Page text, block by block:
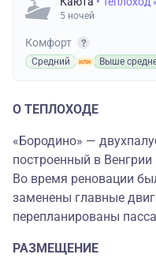
5 ночей
Комфорт
Средний Выше
О ТЕПЛОХОДЕ
«Бородино» —
построенный в
Во время реновации
заменены главные
перепланированы
РАЗМЕЩЕНИЕ